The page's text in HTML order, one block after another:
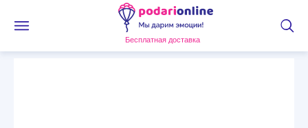
Бесплатная доставка